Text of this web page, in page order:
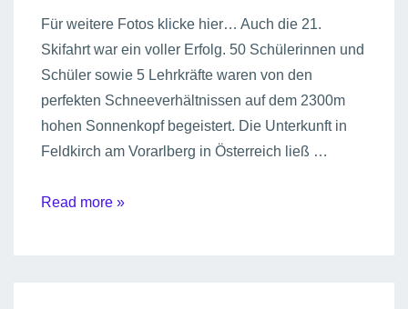
Für weitere Fotos klicke hier… Auch die 21.
Skifahrt war ein voller Erfolg. 50 Schülerinnen und
Schüler sowie 5 Lehrkräfte waren von den
perfekten Schneeverhältnissen auf dem 2300m
hohen Sonnenkopf begeistert. Die Unterkunft in
Feldkirch am Vorarlberg in Österreich ließ …
21.
Read more »